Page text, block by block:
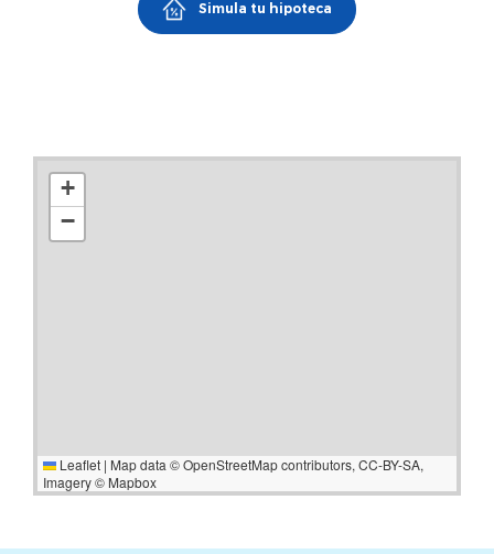
Simula tu hipoteca
+
−
Leaflet | Map data ©OpenStreetMapcontributors, CC-BY-SA,
Imagery © Mapbox